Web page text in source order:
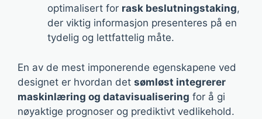
optimalisert for rask beslutningstaking,
der viktig informasjon presenteres på en
tydelig og lettfattelig måte.
En av de mest imponerende egenskapene ved
designet er hvordan det sømløst integrerer
maskinlæring og datavisualisering for å gi
nøyaktige prognoser og prediktivt vedlikehold.